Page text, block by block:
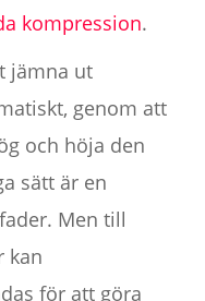
kompression.
jämna ut
genom att
och höja den
sätt är en
Men till
kan
för att göra